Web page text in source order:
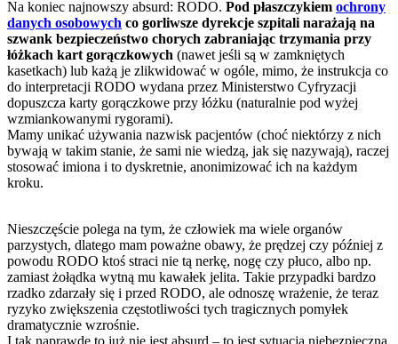
Na koniec najnowszy absurd: RODO. Pod płaszczykiem ochrony
danych osobowych co gorliwsze dyrekcje szpitali narażają na
szwank bezpieczeństwo chorych zabraniając trzymania przy
łóżkach kart gorączkowych (nawet jeśli są w zamkniętych
kasetkach) lub każą je zlikwidować w ogóle, mimo, że instrukcja co
do interpretacji RODO wydana przez Ministerstwo Cyfryzacji
dopuszcza karty gorączkowe przy łóżku (naturalnie pod wyżej
wzmiankowanymi rygorami).
Mamy unikać używania nazwisk pacjentów (choć niektórzy z nich
bywają w takim stanie, że sami nie wiedzą, jak się nazywają), raczej
stosować imiona i to dyskretnie, anonimizować ich na każdym
kroku.
Nieszczęście polega na tym, że człowiek ma wiele organów
parzystych, dlatego mam poważne obawy, że prędzej czy później z
powodu RODO ktoś straci nie tą nerkę, nogę czy płuco, albo np.
zamiast żołądka wytną mu kawałek jelita. Takie przypadki bardzo
rzadko zdarzały się i przed RODO, ale odnoszę wrażenie, że teraz
ryzyko zwiększenia częstotliwości tych tragicznych pomyłek
dramatycznie wzrośnie.